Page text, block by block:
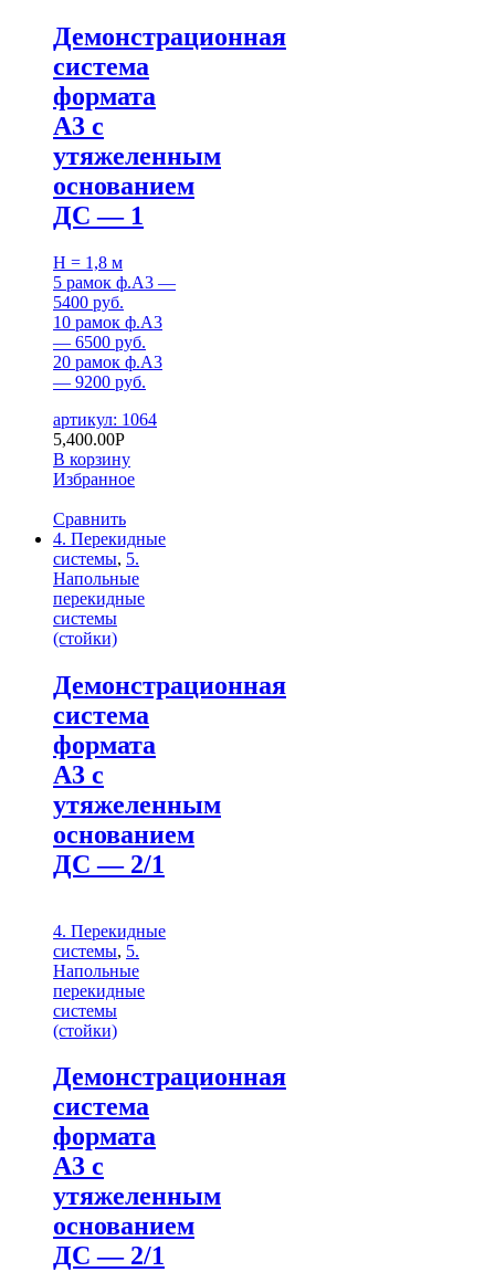
Демонстрационная
система
формата
А3 с
утяжеленным
основанием
ДС — 1
H = 1,8 м
5 рамок ф.А3 —
5400 руб.
10 рамок ф.А3
— 6500 руб.
20 рамок ф.А3
— 9200 руб.
артикул: 1064
5,400.00Р
В корзину
Избранное
Сравнить
4. Перекидные
системы, 5.
Напольные
перекидные
системы
(стойки)
Демонстрационная
система
формата
А3 с
утяжеленным
основанием
ДС — 2/1
4. Перекидные
системы, 5.
Напольные
перекидные
системы
(стойки)
Демонстрационная
система
формата
А3 с
утяжеленным
основанием
ДС — 2/1